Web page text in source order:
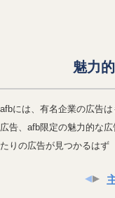
魅力
afbには、有名企業の広告
広告、afb限定の魅力的な
たりの広告が見つかるはず